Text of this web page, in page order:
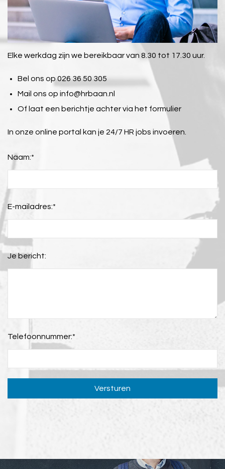
Elke werkdag zijn we bereikbaar van 8.30 tot 17.30 uur.
Bel ons op 026 36 50 305
Mail ons op info@hrbaan.nl
Of laat een berichtje achter via het formulier
In onze online portal kan je 24/7 HR jobs invoeren.
Naam:*
E-mailadres:*
Je bericht:
Telefoonnummer:*
Versturen